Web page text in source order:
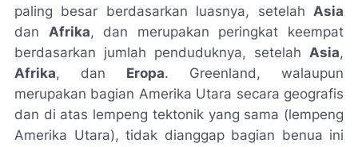
paling besar berdasarkan luasnya, setelah Asia
dan Afrika, dan merupakan peringkat keempat
berdasarkan jumlah penduduknya, setelah Asia,
Afrika, dan Eropa. Greenland, walaupun
merupakan bagian Amerika Utara secara geografis
dan di atas lempeng tektonik yang sama (lempeng
Amerika Utara), tidak dianggap bagian benua ini